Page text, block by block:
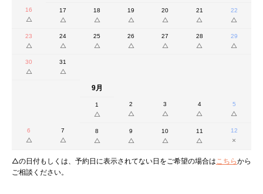
16 17 18 19 20 21 22
23 24 25 26 27 28 29
30 31
9月
1 2 3 4 5
6 7 8 9 10 11 12
△の日付もしくは、予約日に表示されてない日をご希望の場合は こちらから
ご相談ください。